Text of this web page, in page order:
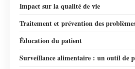
Impact sur la qualité de vie
Traitement et prévention des
Éducation du patient
Surveillance alimentaire : un outil de